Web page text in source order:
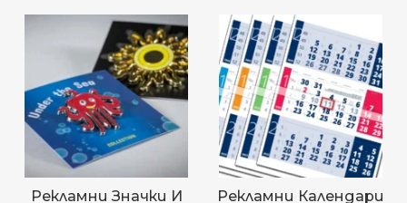
Рекламни Значки И
Рекламни Календари